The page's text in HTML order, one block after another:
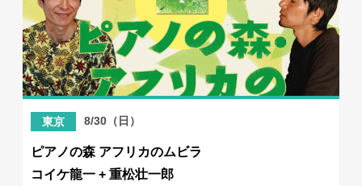
東京 8/30（日）
ピアノの森 アフリカのムビラ
コイケ龍一 + 重松壮一郎